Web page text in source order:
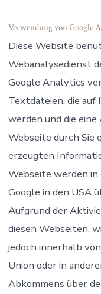
Verwendung von Google
Diese Website
Webanalysedienst
Google Analytics
Textdateien, die
werden und die
Webseite durch Sie
erzeugten
Webseite werden in
Google in den USA
Aufgrund der
diesen Webseiten,
jedoch innerhalb
Union oder in
Abkommens über